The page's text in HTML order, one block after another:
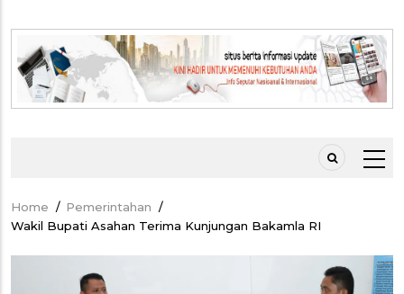
Breadcrumb
Home / Pemerintahan /
Wakil Bupati Asahan Terima Kunjungan Bakamla RI